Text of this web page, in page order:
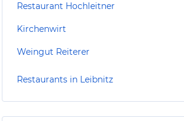
Restaurant Hochleitner
Kirchenwirt
Weingut Reiterer
Restaurants in Leibnitz